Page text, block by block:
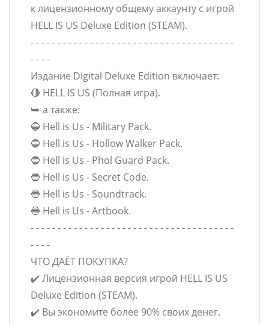
к лицензионному общему аккаунту с игрой
HELL IS US Deluxe Edition (STEAM).
- - - - - - - - - - - - - - - - - - - - - - - - - - - - - - - - - - - - - -
- - - -
Издание Digital Deluxe Edition включает:
🔴 HELL IS US (Полная игра).
⮩ а также:
🔵 Hell is Us - Military Pack.
🔵 Hell is Us - Hollow Walker Pack.
🔵 Hell is Us - Phol Guard Pack.
🔵 Hell is Us - Secret Code.
🔵 Hell is Us - Soundtrack.
🔵 Hell is Us - Artbook.
- - - - - - - - - - - - - - - - - - - - - - - - - - - - - - - - - - - - - -
- - - -
ЧТО ДАЁТ ПОКУПКА?
✔️ Лицензионная версия игрой HELL IS US
Deluxe Edition (STEAM).
✔️ Вы экономите более 90% своих денег.